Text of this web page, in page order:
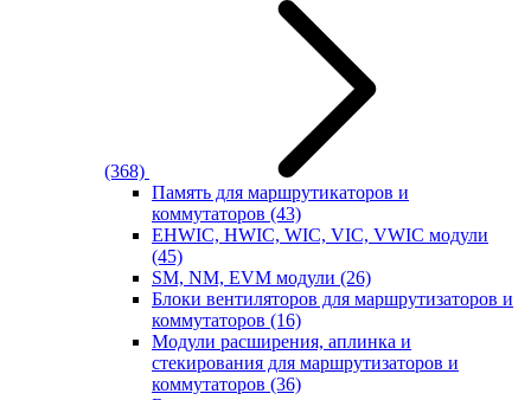
(368)
Память для маршрутикаторов и
коммутаторов (43)
EHWIC, HWIC, WIC, VIC, VWIC модули
(45)
SM, NM, EVM модули (26)
Блоки вентиляторов для маршрутизаторов и
коммутаторов (16)
Модули расширения, аплинка и
стекирования для маршрутизаторов и
коммутаторов (36)